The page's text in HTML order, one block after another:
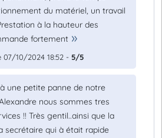
du matériel, un travail
à la hauteur des
fortement
07/10/2024 18:52 - 5/5
une petite panne de notre
nous sommes tres
!! Très gentil..ainsi que la
secrétaire qui à était rapide